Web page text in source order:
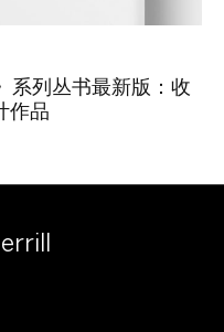
系列丛书最新版：收
作品